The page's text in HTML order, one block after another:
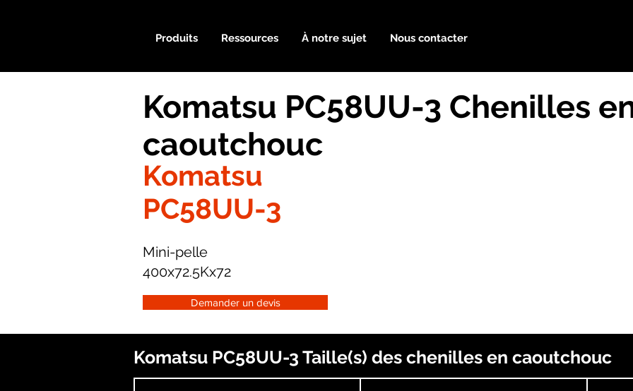
Produits Ressources À notre sujet Nous contacter
Komatsu PC58UU-3 Chenilles
caoutchouc
Komatsu
PC58UU-3
Mini-pelle
400x72.5Kx72
Demander un devis
Komatsu PC58UU-3 Taille(s) des chenilles en caoutchouc